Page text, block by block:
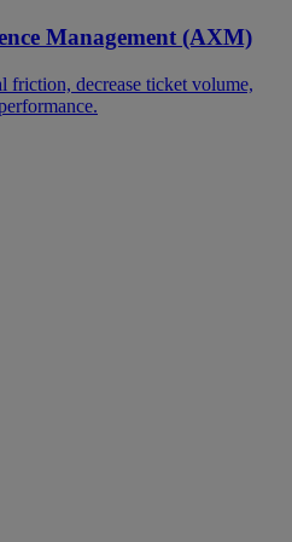
Management (AXM)
friction, decrease ticket volume,